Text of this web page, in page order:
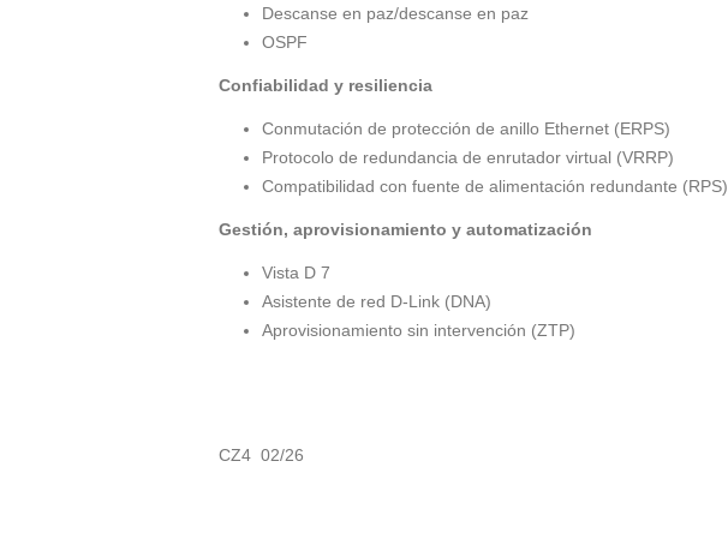
Descanse en paz/descanse en paz
OSPF
Confiabilidad y resiliencia
Conmutación de protección de anillo Ethernet (ERPS)
Protocolo de redundancia de enrutador virtual (VRRP)
Compatibilidad con fuente de alimentación redundante (RPS)
Gestión, aprovisionamiento y automatización
Vista D 7
Asistente de red D-Link (DNA)
Aprovisionamiento sin intervención (ZTP)
CZ4 02/26